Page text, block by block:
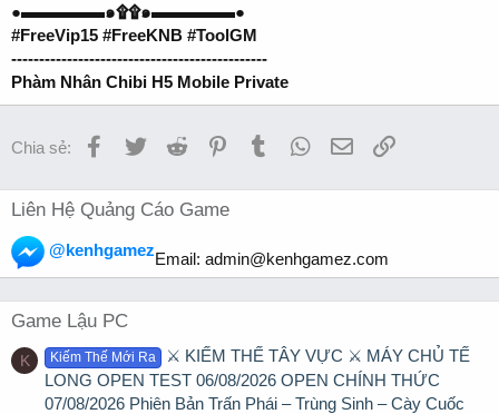
●▬▬▬▬▬๑۩۩๑▬▬▬▬▬●
#FreeVip15 #FreeKNB #ToolGM
----------------------------------------------
Phàm Nhân Chibi H5 Mobile Private
Chia sẻ: Facebook
TwitterReddit PinterestTumblrWhatsApp
EmailLink
Liên Hệ Quảng Cáo Game
@kenhgamezEmail: admin@kenhgamez.com
Game Lậu PC
K Kiếm Thế Mới Ra
⚔️ KIẾM THẾ TÂY VỰC ⚔️ MÁY CHỦ TẾ
LONG OPEN TEST 06/08/2026 OPEN CHÍNH THỨC
07/08/2026 Phiên Bản Trấn Phái – Trùng Sinh – Cày Cuốc